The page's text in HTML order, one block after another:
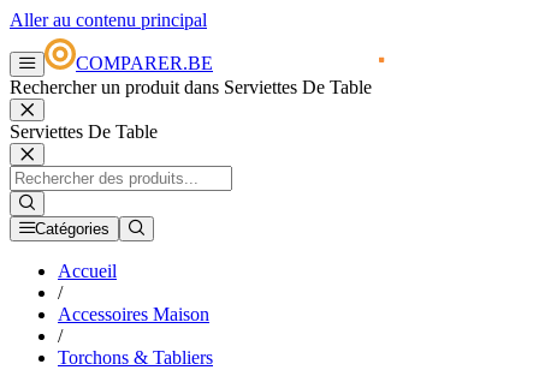
Aller au contenu principal
COMPARER.BE
Rechercher un produit dans Serviettes De Table
Serviettes De Table
Catégories
Accueil
/
Accessoires Maison
/
Torchons & Tabliers